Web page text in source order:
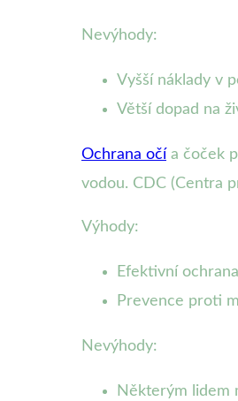
Nevýhody:
Vyšší náklady v
Větší dopad na
Ochrana očí a čoček
vodou. CDC (Centra
Výhody:
Efektivní
Prevence proti
Nevýhody:
Některým lidem